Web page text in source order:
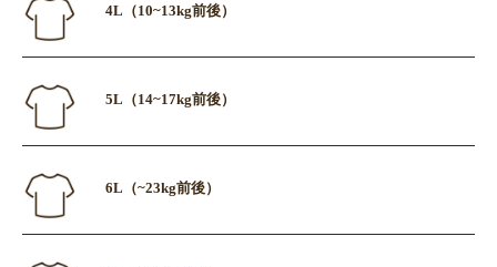
4L（10~13kg前後）
5L（14~17kg前後）
6L（~23kg前後）